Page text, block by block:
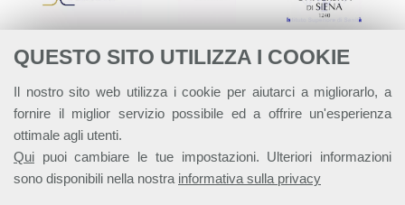
QUESTO SITO UTILIZZA I COOKIE
Il nostro sito web utilizza i cookie per aiutarci a migliorarlo, a
fornire il miglior servizio possibile ed a offrire un'esperienza
ottimale agli utenti.
Qui puoi cambiare le tue impostazioni. Ulteriori informazioni
sono disponibili nella nostra informativa sulla privacy